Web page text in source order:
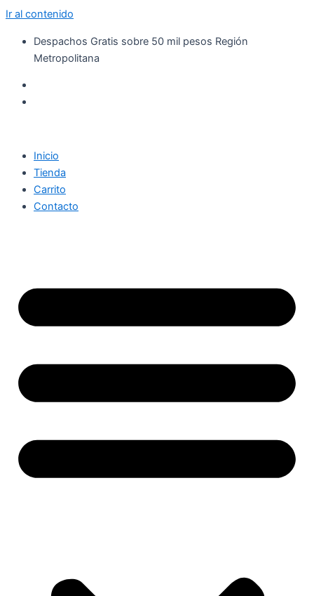
Ir al contenido
Despachos Gratis sobre 50 mil pesos Región
Metropolitana
Inicio
Tienda
Carrito
Contacto